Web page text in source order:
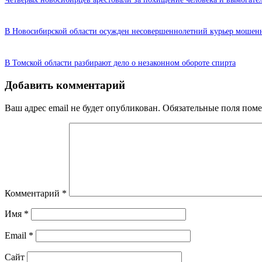
В Новосибирской области осужден несовершеннолетний курьер
В Томской области разбирают дело о незаконном обороте спирта
Добавить комментарий
Ваш адрес email не будет опубликован. Обязательные поля
Комментарий *
Имя *
Email *
Сайт